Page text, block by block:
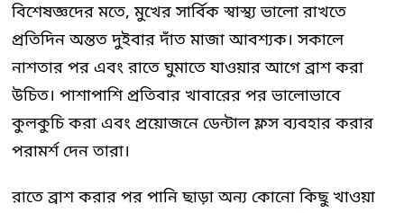
বিশেষজ্ঞদের মতে, মুখের সার্বিক স্বাস্থ্য ভালো রাখতে
প্রতিদিন অন্তত দুইবার দাঁত মাজা আবশ্যক। সকালে
নাশতার পর এবং রাতে ঘুমাতে যাওয়ার আগে ব্রাশ করা
উচিত। পাশাপাশি প্রতিবার খাবারের পর ভালোভাবে
কুলকুচি করা এবং প্রয়োজনে ডেন্টাল ফ্লস ব্যবহার করার
পরামর্শ দেন তারা।
রাতে ব্রাশ করার পর পানি ছাড়া অন্য কোনো কিছু খাওয়া